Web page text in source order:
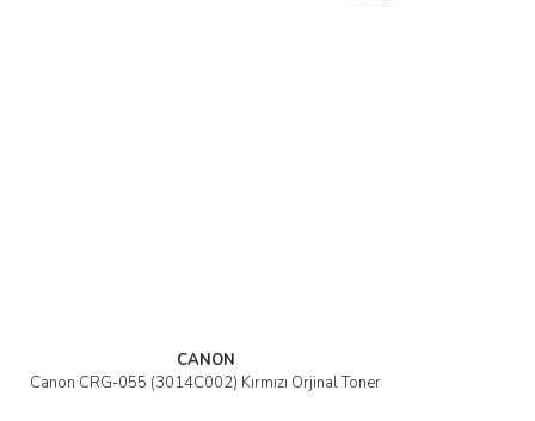
CANON
Canon CRG-055 (3014C002) Kırmızı Orjinal Toner